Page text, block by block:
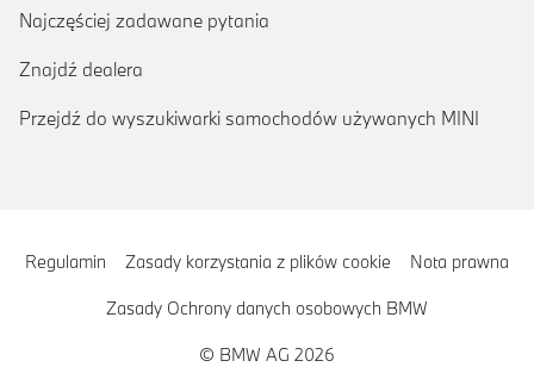
Najczęściej zadawane pytania
Znajdź dealera
Przejdź do wyszukiwarki samochodów używanych MINI
Regulamin Zasady korzystania z plików cookie Nota prawna
Zasady Ochrony danych osobowych BMW
© BMW AG 2026